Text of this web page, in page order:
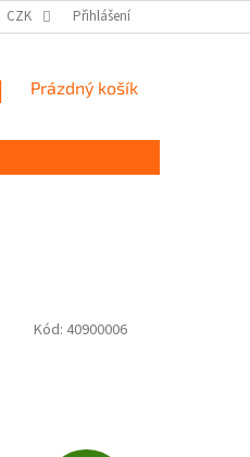
CZK Přihlášení
NÁKUPNÍ
Prázdný košík
Kód: 40900006